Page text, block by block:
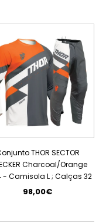
THOR SECTOR
Charcoal/Orange
- Camisola L ; Calças 32
98,00€